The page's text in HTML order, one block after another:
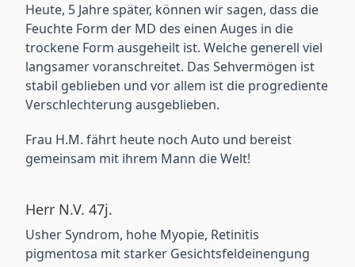
Heute, 5 Jahre später, können wir sagen, dass die
Feuchte Form der MD des einen Auges in die
trockene Form ausgeheilt ist. Welche generell viel
langsamer voranschreitet. Das Sehvermögen ist
stabil geblieben und vor allem ist die progrediente
Verschlechterung ausgeblieben.
Frau H.M. fährt heute noch Auto und bereist
gemeinsam mit ihrem Mann die Welt!
Herr N.V. 47j.
Usher Syndrom, hohe Myopie, Retinitis
pigmentosa mit starker Gesichtsfeldeinengung